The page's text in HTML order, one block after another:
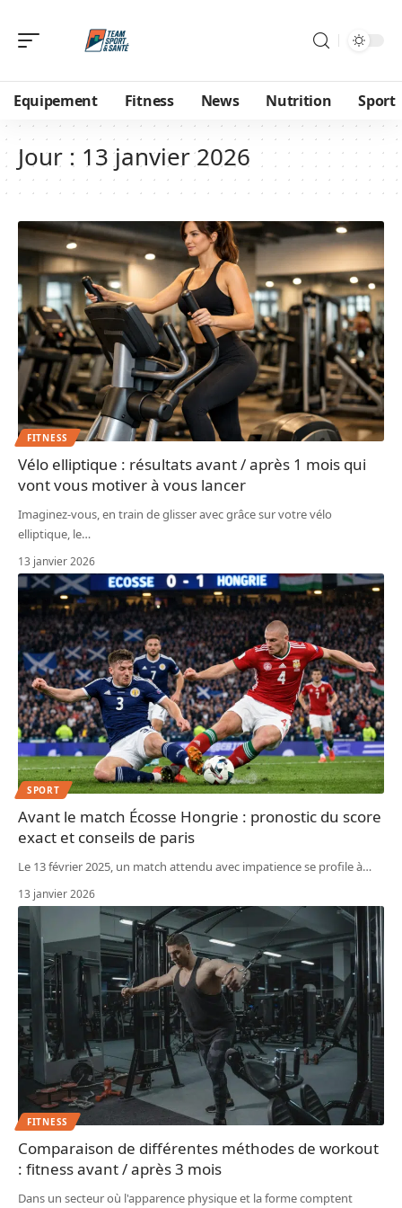
Equipement Fitness News Nutrition Sport
Jour : 13 janvier 2026
FITNESS
Vélo elliptique : résultats avant / après 1 mois qui
vont vous motiver à vous lancer
Imaginez-vous, en train de glisser avec grâce sur votre vélo
elliptique, le…
13 janvier 2026
SPORT
Avant le match Écosse Hongrie : pronostic du score
exact et conseils de paris
Le 13 février 2025, un match attendu avec impatience se profile à…
13 janvier 2026
FITNESS
Comparaison de différentes méthodes de workout
: fitness avant / après 3 mois
Dans un secteur où l'apparence physique et la forme comptent